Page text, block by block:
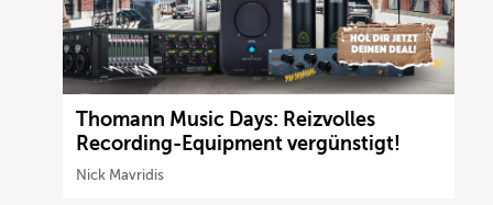
Thomann Music Days: Reizvolles
Recording-Equipment vergünstigt!
Nick Mavridis